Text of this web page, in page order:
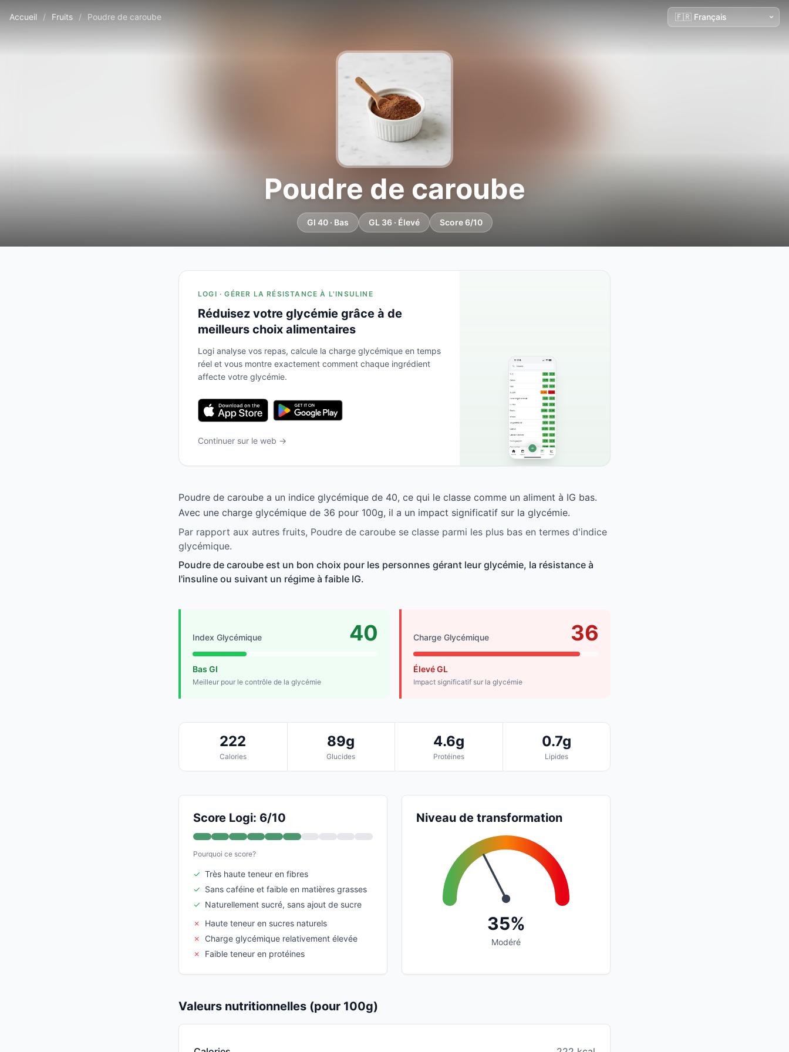
Accueil / Fruits / Poudre de caroube
Poudre de caroube
GI 40 · Bas GL 36 · Élevé Score 6/10
LOGI · GÉRER LA RÉSISTANCE À L'INSULINE
Réduisez votre glycémie grâce à de
meilleurs choix alimentaires
Logi analyse vos repas, calcule la charge glycémique en temps
réel et vous montre exactement comment chaque ingrédient
affecte votre glycémie.
Continuer sur le web →
Poudre de caroube a un indice glycémique de 40, ce qui le classe comme un aliment à IG bas.
Avec une charge glycémique de 36 pour 100g, il a un impact significatif sur la glycémie.
Par rapport aux autres fruits, Poudre de caroube se classe parmi les plus bas en termes d'indice
glycémique.
Poudre de caroube est un bon choix pour les personnes gérant leur glycémie, la résistance à
l'insuline ou suivant un régime à faible IG.
Index Glycémique 40
Bas GI
Meilleur pour le contrôle de la glycémie
Charge Glycémique 36
Élevé GL
Impact significatif sur la glycémie
222
Calories
89g
Glucides
4.6g
Protéines
0.7g
Lipides
Score Logi: 6/10
Pourquoi ce score?
✓ Très haute teneur en fibres
✓ Sans caféine et faible en matières grasses
✓ Naturellement sucré, sans ajout de sucre
✗
Haute teneur en sucres naturels
✗
Charge glycémique relativement élevée
✗
Faible teneur en protéines
Niveau de transformation
35%
Modéré
Valeurs nutritionnelles (pour 100g)